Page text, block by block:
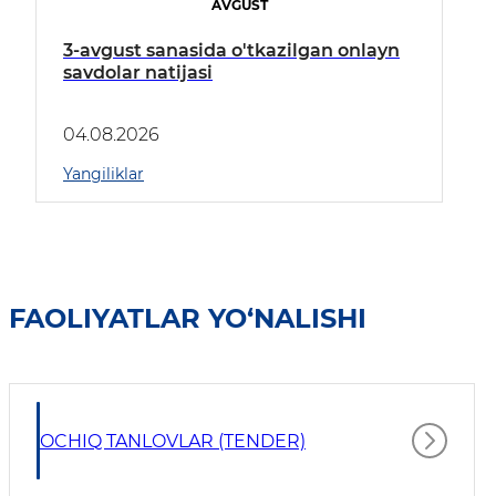
AVGUST
3-avgust sanasida o'tkazilgan onlayn
savdolar natijasi
04.08.2026
Yangiliklar
FAOLIYATLAR YO‘NALISHI
OCHIQ TANLOVLAR (TENDER)